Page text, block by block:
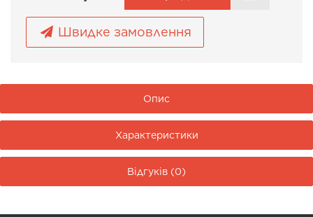
Швидке замовлення
Опис
Характеристики
Відгуків (0)